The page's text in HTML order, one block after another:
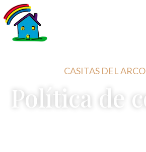
CASITAS DEL
Política de